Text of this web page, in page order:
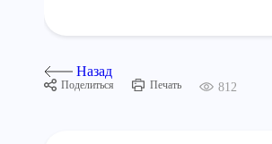
Назад
Поделиться Печать 812